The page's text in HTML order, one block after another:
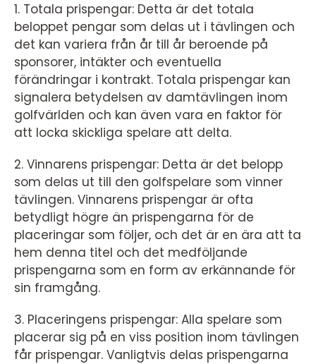
1. Totala prispengar: Detta är det totala
beloppet pengar som delas ut i tävlingen och
det kan variera från år till år beroende på
sponsorer, intäkter och eventuella
förändringar i kontrakt. Totala prispengar kan
signalera betydelsen av damtävlingen inom
golfvärlden och kan även vara en faktor för
att locka skickliga spelare att delta.
2. Vinnarens prispengar: Detta är det belopp
som delas ut till den golfspelare som vinner
tävlingen. Vinnarens prispengar är ofta
betydligt högre än prispengarna för de
placeringar som följer, och det är en ära att ta
hem denna titel och det medföljande
prispengarna som en form av erkännande för
sin framgång.
3. Placeringens prispengar: Alla spelare som
placerar sig på en viss position inom tävlingen
får prispengar. Vanligtvis delas prispengarna